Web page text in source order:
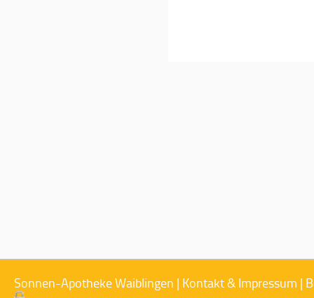
Sonnen-Apotheke Waiblingen | Kontakt & Impressum |